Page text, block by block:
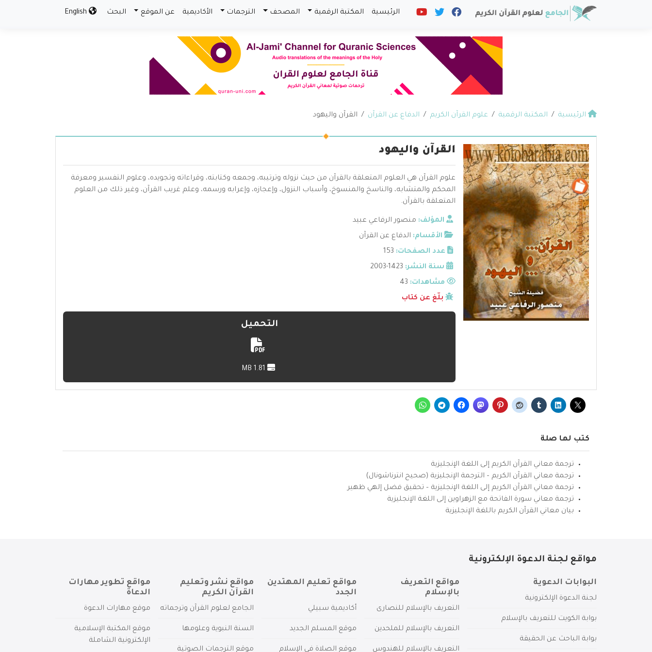
الرئيسية المكتبة الرقمية المصحف الترجمات الأكاديمية عن الموقع البحث
الرئيسية المكتبة الرقمية علوم القرآن الكريم الدفاع عن القرآن القرآن واليهود
القرآن واليهود
علوم القرآن هي العلوم المتعلقة بالقرآن من حيث نزوله وترتيبه، وجمعه وكتابته، وقراءاته وتجويده، وعلوم التفسير ومعرفة
المحكم والمتشابه، والناسخ والمنسوخ، وأسباب النزول، وإعجازه، وإعرابه ورسمه، وعلم غريب القرآن، وغير ذلك من العلوم
المتعلقة بالقرآن.
المؤلف: منصور الرفاعي عبيد
الأقسام: الدفاع عن القرآن
عدد الصفحات: 153
سنة النشر: 1423-2003
مشاهدات:
بلّغ عن كتاب
التحميل
كتب لها صلة
ترجمة معاني القرآن الكريم إلى اللغة الإنجليزية
ترجمة معاني القرآن الكريم – الترجمة الإنجليزية (صحيح انترناشونال)
ترجمة معاني القرآن الكريم إلى اللغة الإنجليزية – تحقيق فضل إلهي ظهير
ترجمة معاني سورة الفاتحة مع الزهراوين إلى اللغة الإنجليزية
بيان معاني القرآن الكريم باللغة الإنجليزية
مواقع لجنة الدعوة الإلكترونية
البوابات الدعوية
لجنة الدعوة الإلكترونية
بوابة الكويت للتعريف بالإسلام
بوابة الباحث عن الحقيقة
مواقع التعريف
بالإسلام
التعريف بالإسلام للنصارى
التعريف بالإسلام للملحدين
التعريف بالإسلام للهندوس
مواقع تعليم المهتدين
الجدد
أكاديمية سبيلي
موقع المسلم الجديد
موقع الصلاة في الإسلام
مواقع نشر وتعليم
القرآن الكريم
الجامع لعلوم القرآن وترجماته
السنة النبوية وعلومها
موقع الترجمات الصوتية
مواقع تطوير مهارات
الدعاة
موقع مهارات الدعوة
موقع المكتبة الإسلامية
الإلكترونية الشاملة